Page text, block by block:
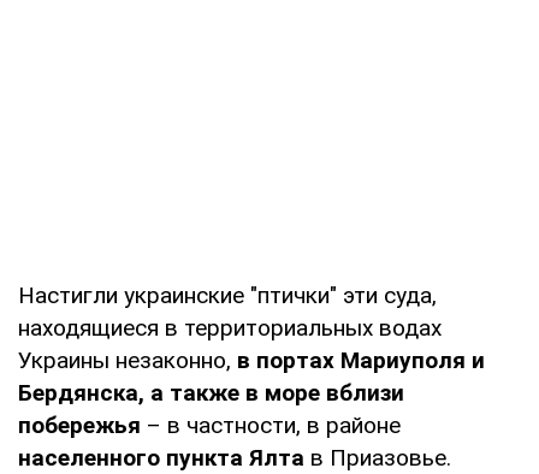
Настигли украинские "птички" эти суда,
находящиеся в территориальных водах
Украины незаконно, в портах Мариуполя и
Бердянска, а также в море вблизи
побережья – в частности, в районе
населенного пункта Ялта в Приазовье.